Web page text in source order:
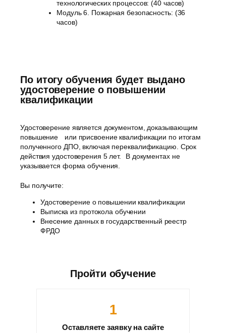
технологических процессов: (40 часов)
Модуль 6. Пожарная безопасность: (36
часов)
По итогу обучения будет выдано
удостоверение о повышении
квалификации
Удостоверение является документом, доказывающим
повышение или присвоение квалификации по итогам
полученного ДПО, включая переквалификацию. Срок
действия удостоверения 5 лет. В документах не
указывается форма обучения.
Вы получите:
Удостоверение о повышении квалификации
Выписка из протокола обучении
Внесение данных в государственный реестр
ФРДО
Пройти обучение
1
Оставляете заявку на сайте